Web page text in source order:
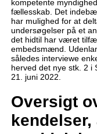
kompetente
fællesskab. Det
har mulighed for at
undersøgelser på et
det hidtil har været
embedsmænd.
således interviewe
herved det nye stk. 2 i
21. juni 2022.
Oversigt
kendelser,